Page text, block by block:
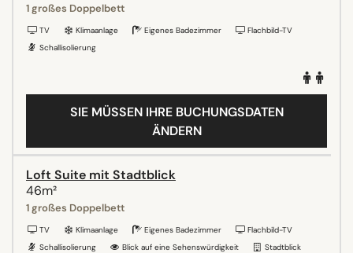
1 großes Doppelbett
TV Klimaanlage Eigenes Badezimmer
Flachbild-TV
Schallisolierung
SIE MÜSSEN IHRE BUCHUNGSDATEN
ÄNDERN
Loft Suite mit Stadtblick
46m²
1 großes Doppelbett
TV Klimaanlage Eigenes Badezimmer
Flachbild-TV
Schallisolierung
Blick auf eine Sehenswürdigkeit Stadtblick